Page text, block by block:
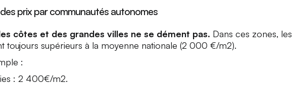
prix par communautés autonomes
côtes et des grandes villes ne se dément pas. Dans ces zones, les
toujours supérieurs à la moyenne nationale (2 000 €/m2).
:
: 2 400€/m2.